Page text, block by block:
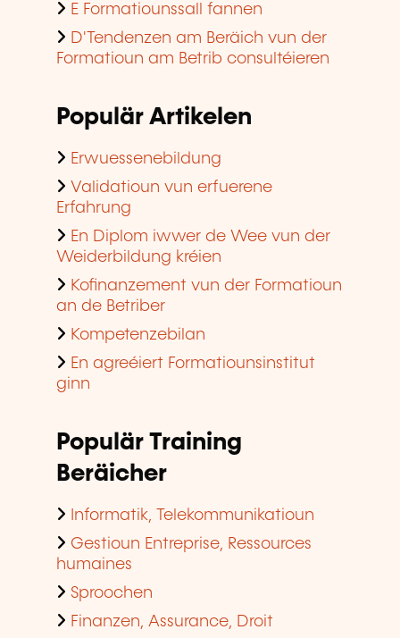
E Formatiounssall fannen
D'Tendenzen am Beräich vun der
Formatioun am Betrib consultéieren
Populär Artikelen
Erwuessenebildung
Validatioun vun erfuerene
Erfahrung
En Diplom iwwer de Wee vun der
Weiderbildung kréien
Kofinanzement vun der Formatioun
an de Betriber
Kompetenzebilan
En agreéiert Formatiounsinstitut
ginn
Populär Training
Beräicher
Informatik, Telekommunikatioun
Gestioun Entreprise, Ressources
humaines
Sproochen
Finanzen, Assurance, Droit